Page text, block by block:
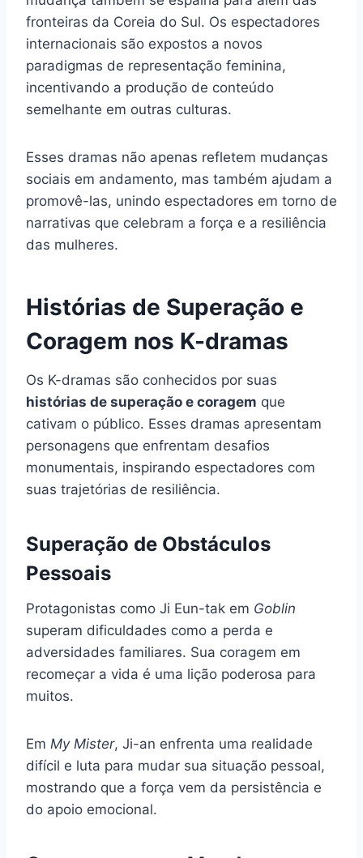
fronteiras da Coreia do Sul. Os espectadores
internacionais são expostos a novos
paradigmas de representação feminina,
incentivando a produção de conteúdo
semelhante em outras culturas.
Esses dramas não apenas refletem mudanças
sociais em andamento, mas também ajudam a
promovê-las, unindo espectadores em torno de
narrativas que celebram a força e a resiliência
das mulheres.
Histórias de Superação e
Coragem nos K-dramas
Os K-dramas são conhecidos por suas
histórias de superação e coragem que
cativam o público. Esses dramas apresentam
personagens que enfrentam desafios
monumentais, inspirando espectadores com
suas trajetórias de resiliência.
Superação de Obstáculos
Pessoais
Protagonistas como Ji Eun-tak em Goblin
superam dificuldades como a perda e
adversidades familiares. Sua coragem em
recomeçar a vida é uma lição poderosa para
muitos.
Em My Mister, Ji-an enfrenta uma realidade
difícil e luta para mudar sua situação pessoal,
mostrando que a força vem da persistência e
do apoio emocional.